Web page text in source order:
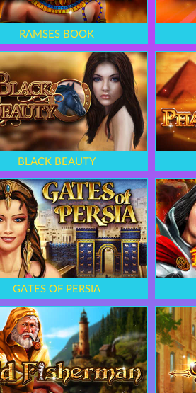
RAMSES BOOK
BLACK BEAUTY
GATES OF PERSIA